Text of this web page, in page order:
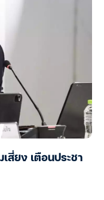
สี่ยง เตือนประชา